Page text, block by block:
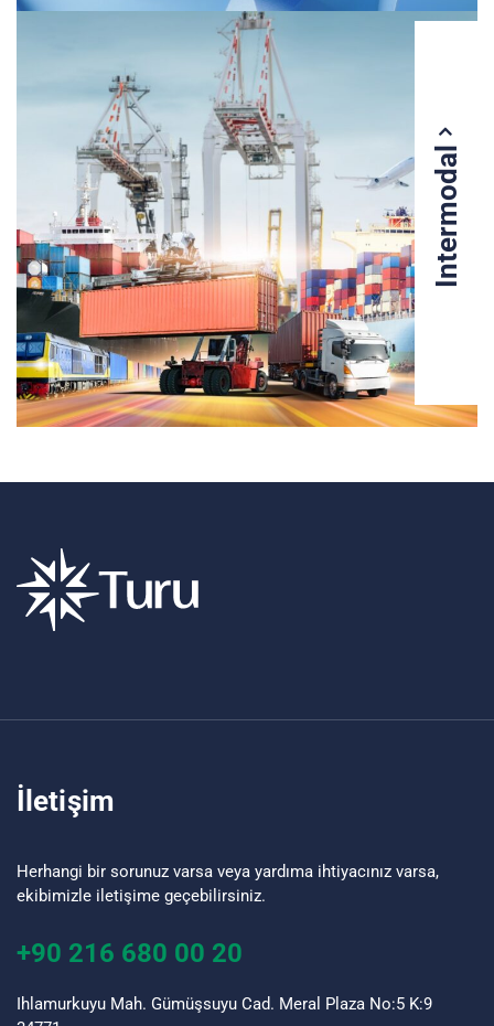
Intermodal
İletişim
Herhangi bir sorunuz varsa veya yardıma ihtiyacınız varsa,
ekibimizle iletişime geçebilirsiniz.
+90 216 680 00 20
Ihlamurkuyu Mah. Gümüşsuyu Cad. Meral Plaza No:5 K:9